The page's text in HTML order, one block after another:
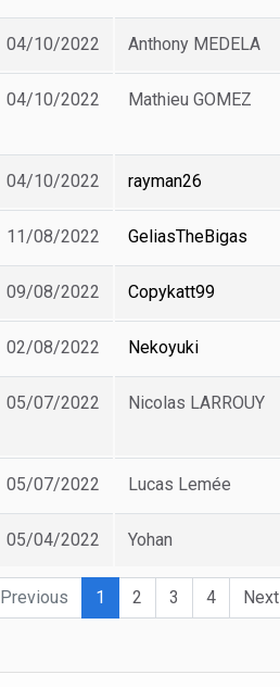
04/10/2022 Anthony MEDELA
04/10/2022 Mathieu GOMEZ
04/10/2022 rayman26
11/08/2022 GeliasTheBigas
09/08/2022 Copykatt99
02/08/2022 Nekoyuki
05/07/2022 Nicolas LARROUY
05/07/2022 Lucas Lemée
05/04/2022 Yohan
Previous 1 2 3 4 Next